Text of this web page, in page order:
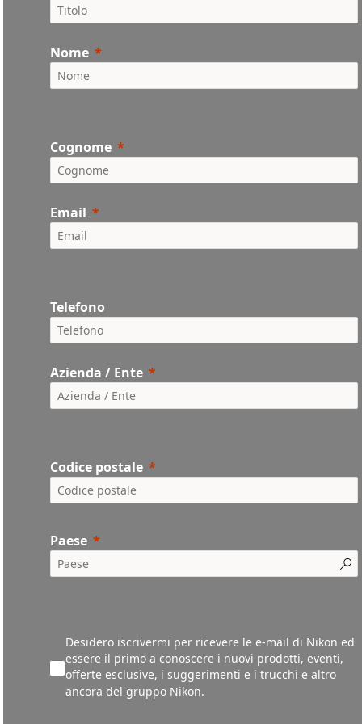
Nome
Cognome
Email
Telefono
Azienda / Ente
Codice postale
Paese
Desidero iscrivermi per ricevere le e-mail di Nikon ed
essere il primo a conoscere i nuovi prodotti, eventi,
offerte esclusive, i suggerimenti e i trucchi e altro
ancora del gruppo Nikon.